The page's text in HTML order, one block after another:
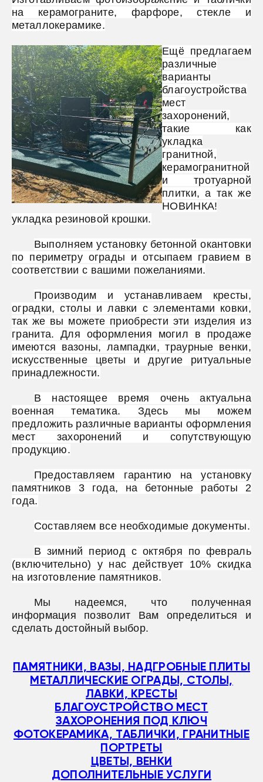
на керамограните, фарфоре, стекле и
металлокерамике.
Ещё предлагаем
различные
варианты
благоустройства
мест
захоронений,
такие как
укладка
гранитной,
керамогранитной
и тротуарной
плитки, а так же
НОВИНКА!
укладка резиновой крошки.
Выполняем установку бетонной окантовки
по периметру ограды и отсыпаем гравием в
соответствии с вашими пожеланиями.
Производим и устанавливаем кресты,
оградки, столы и лавки с элементами ковки,
так же вы можете приобрести эти изделия из
гранита. Для оформления могил в продаже
имеются вазоны, лампадки, траурные венки,
искусственные цветы и другие ритуальные
принадлежности.
В настоящее время очень актуальна
военная тематика. Здесь мы можем
предложить различные варианты оформления
мест захоронений и сопутствующую
продукцию.
Предоставляем гарантию на установку
памятников 3 года, на бетонные работы 2
года.
Составляем все необходимые документы.
В зимний период с октября по февраль
(включительно) у нас действует 10% скидка
на изготовление памятников.
Мы надеемся, что полученная
информация позволит Вам определиться и
сделать достойный выбор.
ПАМЯТНИКИ, ВАЗЫ, НАДГРОБНЫЕ ПЛИТЫ
МЕТАЛЛИЧЕСКИЕ ОГРАДЫ, СТОЛЫ,
ЛАВКИ, КРЕСТЫ
БЛАГОУСТРОЙСТВО МЕСТ
ЗАХОРОНЕНИЯ ПОД КЛЮЧ
ФОТОКЕРАМИКА, ТАБЛИЧКИ, ГРАНИТНЫЕ
ПОРТРЕТЫ
ЦВЕТЫ, ВЕНКИ
ДОПОЛНИТЕЛЬНЫЕ УСЛУГИ